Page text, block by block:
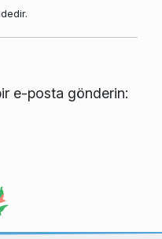
e-posta gönderin: